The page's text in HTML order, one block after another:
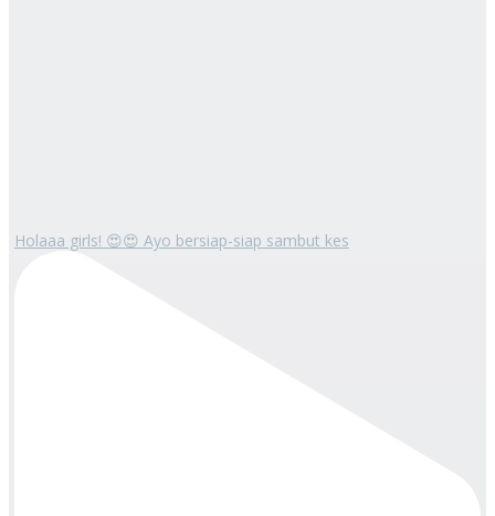
Holaaa girls! 😍😍 Ayo bersiap-siap sambut kes